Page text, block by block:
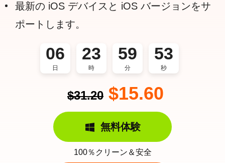
最新の iOS デバイスと iOS バージョンをサ
ポートします。
06
日
23
時
59
分
52
秒
$31.20 $15.60
無料体験
100％クリーン＆安全